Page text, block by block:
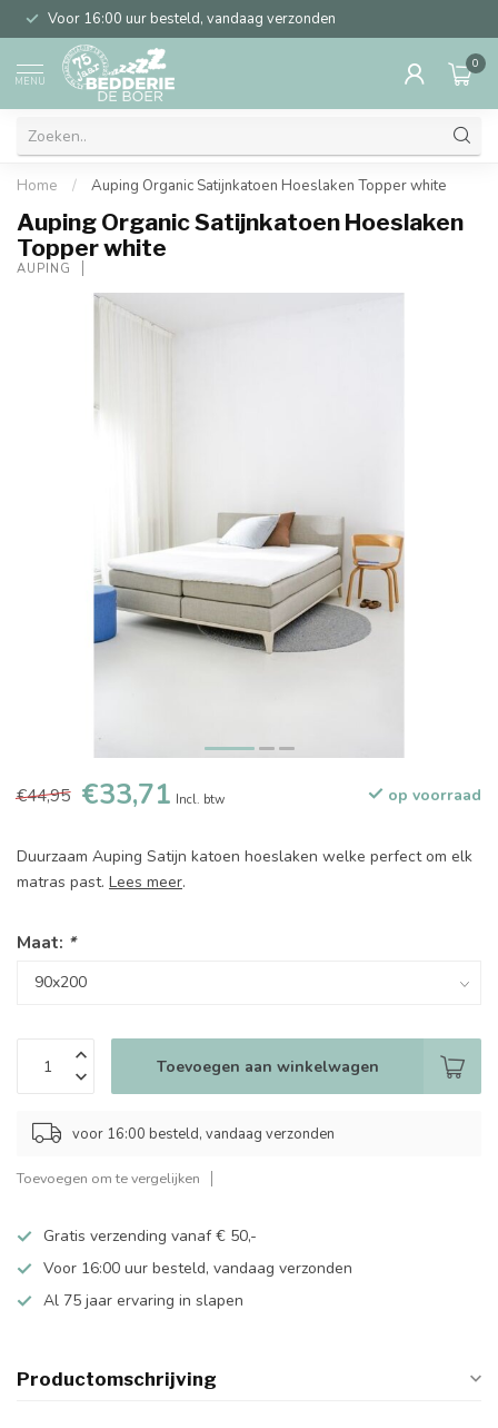
Voor 16:00 uur besteld, vandaag verzonden
MENU
0
Home / Auping Organic Satijnkatoen Hoeslaken Topper white
Auping Organic Satijnkatoen Hoeslaken
Topper white
AUPING
€44,95 €33,71 Incl. btw op voorraad
Duurzaam Auping Satijn katoen hoeslaken welke perfect om elk
matras past. Lees meer.
Maat: *
Toevoegen aan winkelwagen
voor 16:00 besteld, vandaag verzonden
Toevoegen om te vergelijken
Gratis verzending vanaf € 50,-
Voor 16:00 uur besteld, vandaag verzonden
Al 75 jaar ervaring in slapen
Productomschrijving